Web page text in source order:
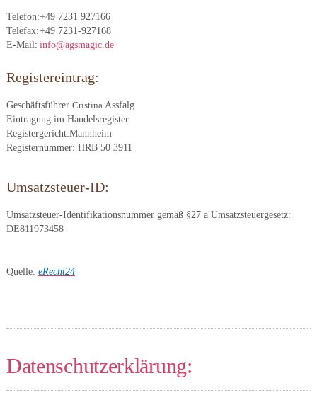
Telefon:+49 7231 927166
Telefax:+49 7231-927168
E-Mail: info@agsmagic.de
Registereintrag:
Geschäftsführer Cristina Assfalg
Eintragung im Handelsregister.
Registergericht:Mannheim
Registernummer: HRB 50 3911
Umsatzsteuer-ID:
Umsatzsteuer-Identifikationsnummer gemäß §27 a Umsatzsteuergesetz:
DE811973458
Quelle: eRecht24
Datenschutzerklärung: